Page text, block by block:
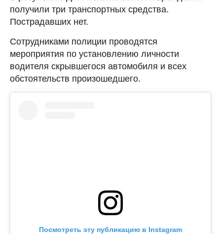
получили три транспортных средства.
Пострадавших нет.
Сотрудниками полиции проводятся
мероприятия по установлению личности
водителя скрывшегося автомобиля и всех
обстоятельств произошедшего.
Посмотреть эту публикацию в Instagram